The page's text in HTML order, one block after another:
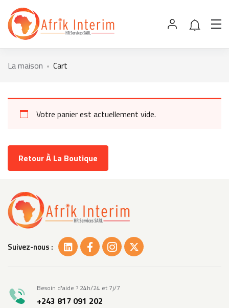
La maison Cart
Votre panier est actuellement vide.
Retour À La Boutique
Suivez-nous :
Besoin d'aide ? 24h/24 et 7j/7
+243 817 091 202